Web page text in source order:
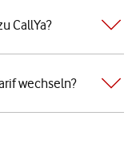
CallYa?
wechseln?